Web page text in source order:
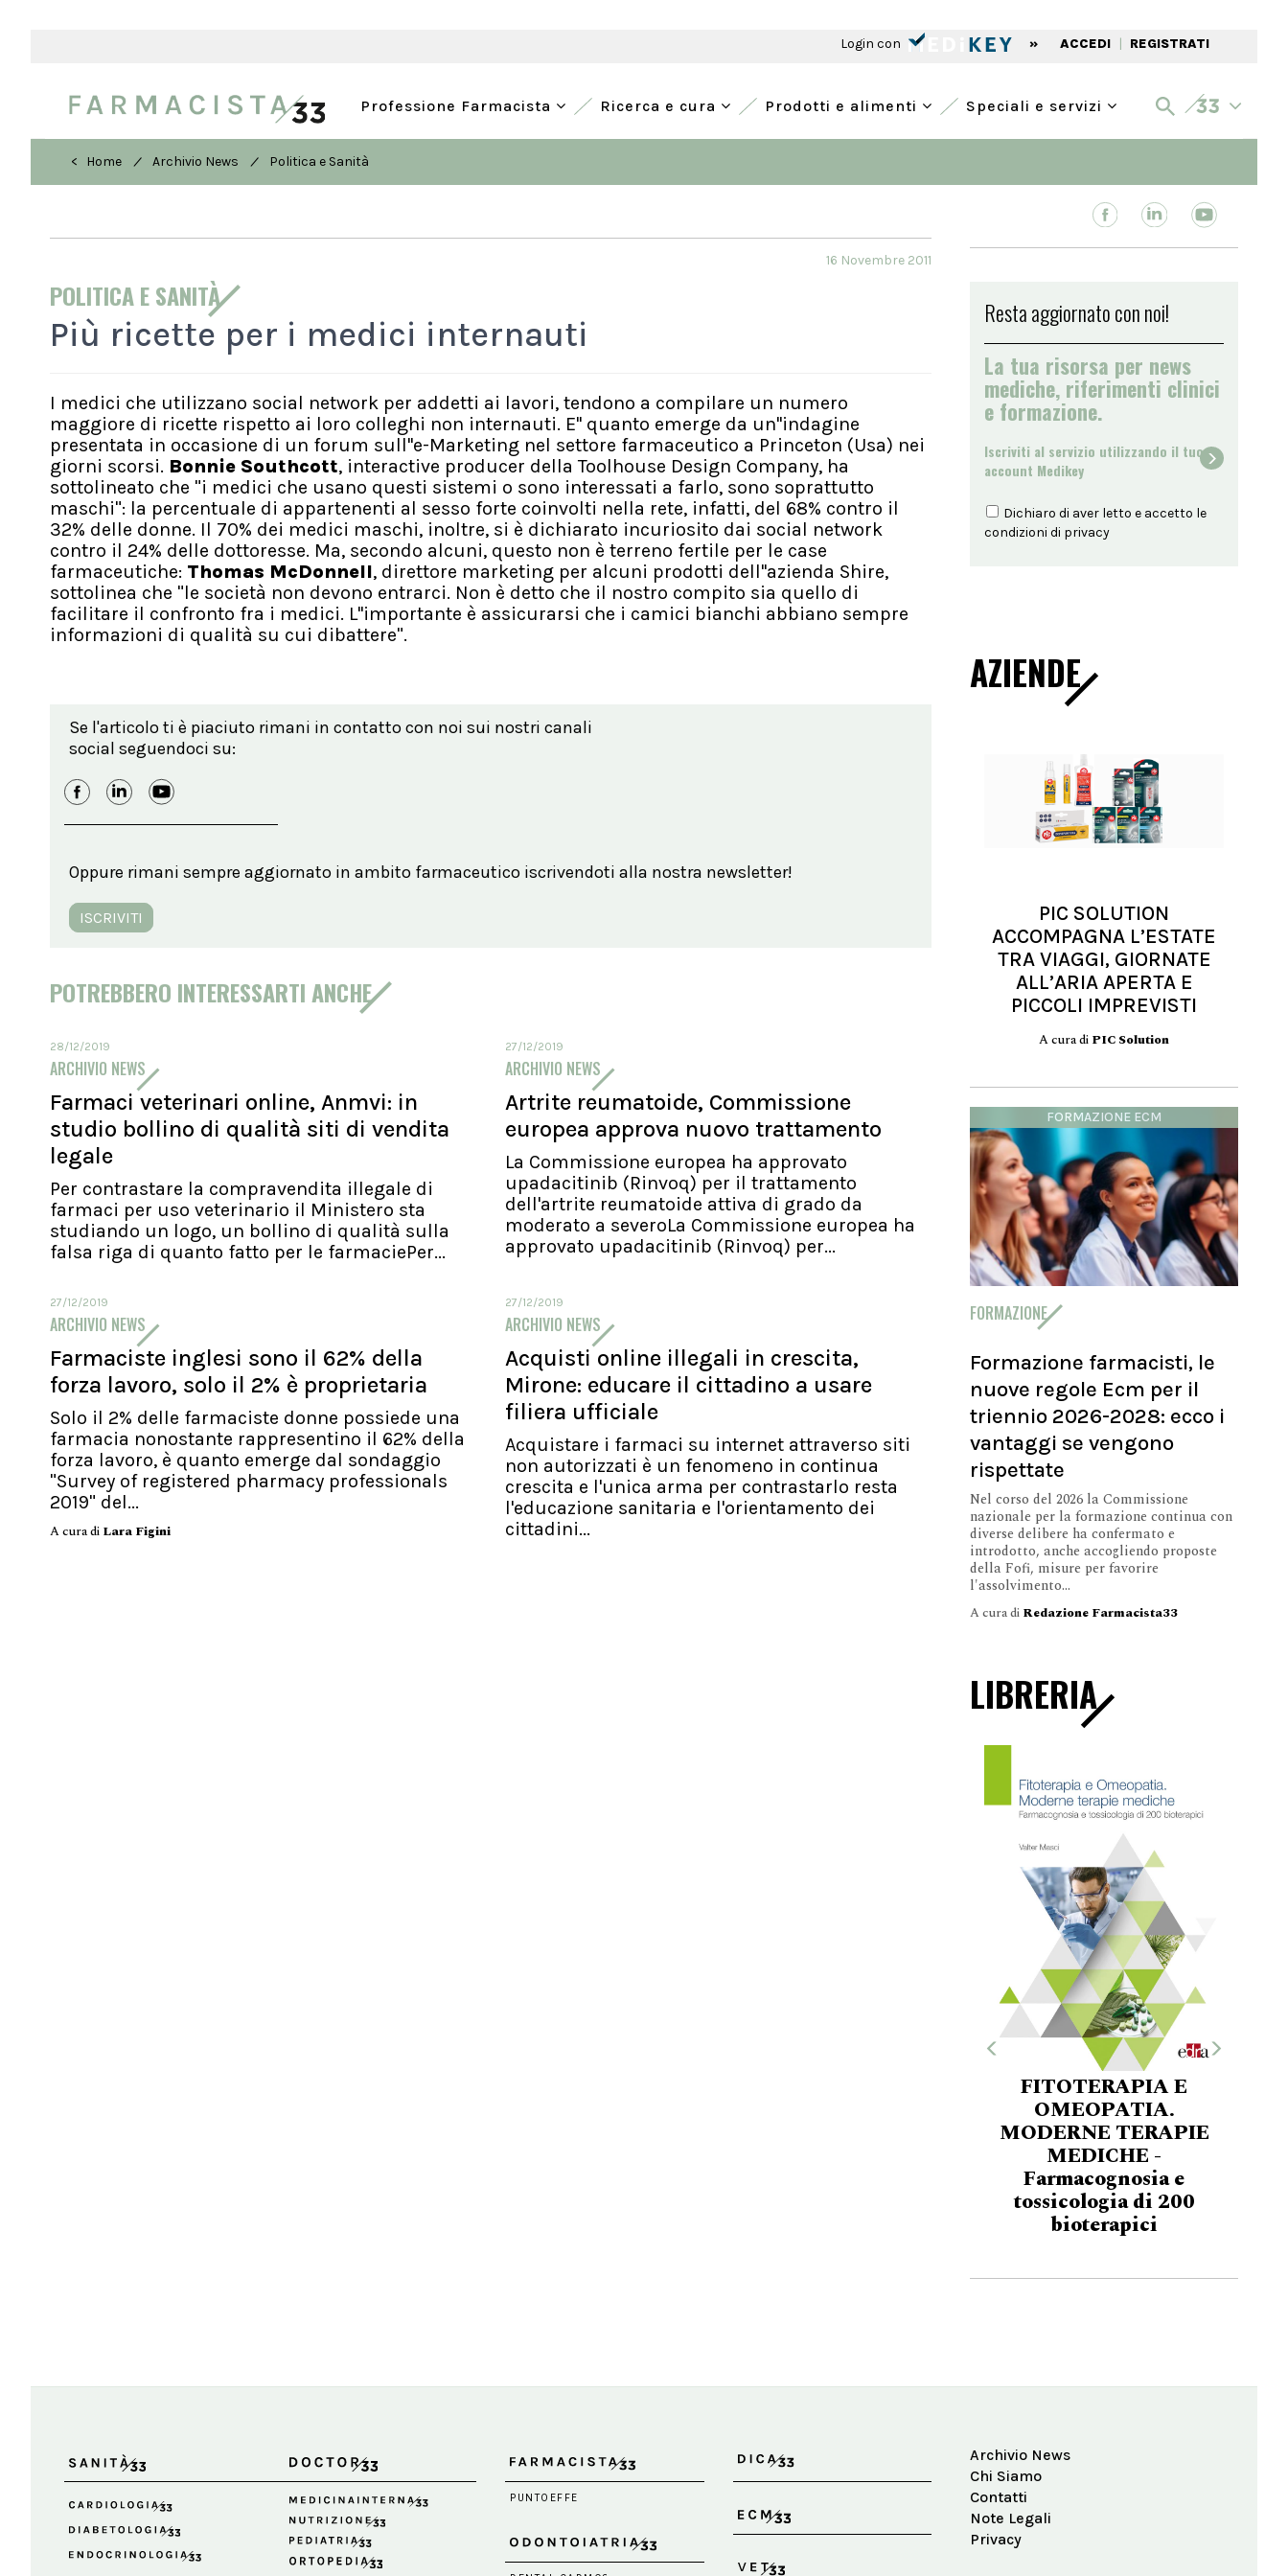
Login con » ACCEDI | REGISTRATI
Professione Farmacista Ricerca e cura Prodotti e alimenti Speciali e servizi
< Home / Archivio News / Politica e Sanità
POLITICA E SANITÀ
16 Novembre 2011
Più ricette per i medici internauti
I medici che utilizzano social network per addetti ai lavori, tendono a compilare un numero
maggiore di ricette rispetto ai loro colleghi non internauti. E'' quanto emerge da un''indagine
presentata in occasione di un forum sull''e-Marketing nel settore farmaceutico a Princeton (Usa) nei
giorni scorsi. Bonnie Southcott, interactive producer della Toolhouse Design Company, ha
sottolineato che "i medici che usano questi sistemi o sono interessati a farlo, sono soprattutto
maschi": la percentuale di appartenenti al sesso forte coinvolti nella rete, infatti, del 68% contro il
32% delle donne. Il 70% dei medici maschi, inoltre, si è dichiarato incuriosito dai social network
contro il 24% delle dottoresse. Ma, secondo alcuni, questo non è terreno fertile per le case
farmaceutiche: Thomas McDonnell, direttore marketing per alcuni prodotti dell''azienda Shire,
sottolinea che "le società non devono entrarci. Non è detto che il nostro compito sia quello di
facilitare il confronto fra i medici. L''importante è assicurarsi che i camici bianchi abbiano sempre
informazioni di qualità su cui dibattere".
Se l'articolo ti è piaciuto rimani in contatto con noi sui nostri canali
social seguendoci su:
Oppure rimani sempre aggiornato in ambito farmaceutico iscrivendoti alla nostra newsletter!
ISCRIVITI
POTREBBERO INTERESSARTI ANCHE
28/12/2019
ARCHIVIO NEWS
Farmaci veterinari online, Anmvi: in
studio bollino di qualità siti di vendita
legale
Per contrastare la compravendita illegale di
farmaci per uso veterinario il Ministero sta
studiando un logo, un bollino di qualità sulla
falsa riga di quanto fatto per le farmaciePer...
27/12/2019
ARCHIVIO NEWS
Artrite reumatoide, Commissione
europea approva nuovo trattamento
La Commissione europea ha approvato
upadacitinib (Rinvoq) per il trattamento
dell'artrite reumatoide attiva di grado da
moderato a severoLa Commissione europea ha
approvato upadacitinib (Rinvoq) per...
27/12/2019
ARCHIVIO NEWS
Farmaciste inglesi sono il 62% della
forza lavoro, solo il 2% è proprietaria
Solo il 2% delle farmaciste donne possiede una
farmacia nonostante rappresentino il 62% della
forza lavoro, è quanto emerge dal sondaggio
"Survey of registered pharmacy professionals
2019" del...
A cura di Lara Figini
27/12/2019
ARCHIVIO NEWS
Acquisti online illegali in crescita,
Mirone: educare il cittadino a usare
filiera ufficiale
Acquistare i farmaci su internet attraverso siti
non autorizzati è un fenomeno in continua
crescita e l'unica arma per contrastarlo resta
l'educazione sanitaria e l'orientamento dei
cittadini...
Resta aggiornato con noi!
La tua risorsa per news
mediche, riferimenti clinici
e formazione.
Iscriviti al servizio utilizzando il tuo
account Medikey
Dichiaro di aver letto e accetto le
condizioni di privacy
AZIENDE
PIC SOLUTION
ACCOMPAGNA L’ESTATE
TRA VIAGGI, GIORNATE
ALL’ARIA APERTA E
PICCOLI IMPREVISTI
A cura di PIC Solution
FORMAZIONE ECM
FORMAZIONE
Formazione farmacisti, le
nuove regole Ecm per il
triennio 2026-2028: ecco i
vantaggi se vengono
rispettate
Nel corso del 2026 la Commissione
nazionale per la formazione continua con
diverse delibere ha confermato e
introdotto, anche accogliendo proposte
della Fofi, misure per favorire
l'assolvimento...
A cura di Redazione Farmacista33
LIBRERIA
FITOTERAPIA E
OMEOPATIA.
MODERNE TERAPIE
MEDICHE -
Farmacognosia e
tossicologia di 200
bioterapici
Archivio News
Chi Siamo
Contatti
Note Legali
Privacy